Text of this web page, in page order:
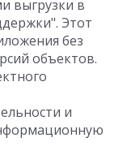
выгрузки в
Этот
без
объектов.
и